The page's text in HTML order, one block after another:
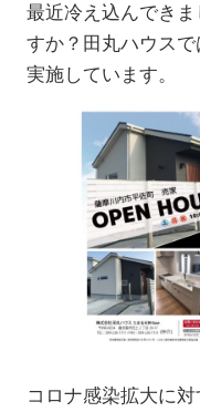
最近冷え込んでき
すか？田丸ハウス
実施しています。
コロナ感染拡大に